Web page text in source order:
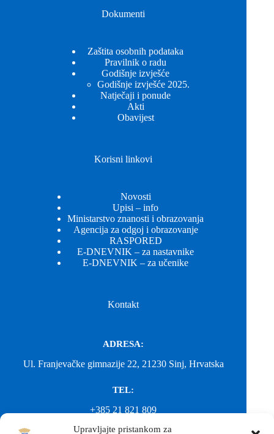
Upravljajte pristankom za
Dokumenti
Zaštita osobnih podataka
Pravilnik o radu
Godišnje izvješće
Godišnje izvješće 2025.
Natječaji i ponude
Akti
Obavijest
Korisni linkovi
Novosti
Upisi – info
Ministarstvo znanosti i obrazovanja
Agencija za odgoj i obrazovanje
RASPORED
E-DNEVNIK – za nastavnike
E-DNEVNIK – za učenike
Kontakt
ADRESA:
Ul. Franjevačke gimnazije 22, 21230 Sinj, Hrvatska
TEL:
+385 21 821 809